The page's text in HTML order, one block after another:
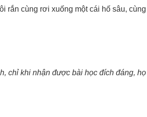
rắn cùng rơi xuống một cái hố sâu, cùng
chỉ khi nhận được bài học đích đáng, họ